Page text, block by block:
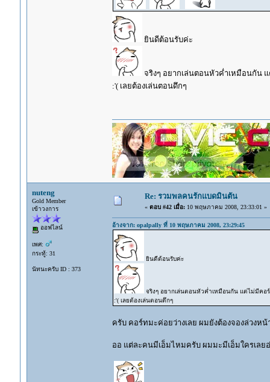
ยินดีต้อนรับค่ะ
จริงๆ อยากเล่นตอนหัวค่ำเหมือนกัน
:'( เลยต้องเล่นตอนดึกๆ
nuteng
Gold Member
เข้าวงการ
ออฟไลน์
เพศ:
กระทู้: 31
นัทนะครับ ID : 373
Re: รวมพลคนรักแบดมินตัน
« ตอบ #42 เมื่อ:10 พฤษภาคม 2008, 23:33:01 »
อ้างจาก: opalpally ที่ 10 พฤษภาคม 2008, 23:29:45
ยินดีต้อนรับค่ะ
จริงๆ อยากเล่นตอนหัวค่ำเหมือนกัน แต่ไม่มีคอร์
:'( เลยต้องเล่นตอนดึกๆ
ครับ คอร์ทมะค่อยว่างเลย ผมยังต้องจองล่วงห
ออ แต่ละคนมีเอ็มไหมครับ ผมมะมีเอ็มใครเลย